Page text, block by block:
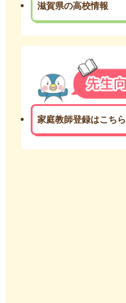
滋賀県の高校情報
家庭教師登録はこちら